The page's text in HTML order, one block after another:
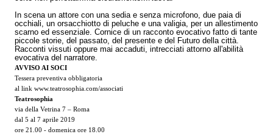
In scena un attore con una sedia e senza microfono, due paia di
occhiali, un orsacchiotto di peluche e una valigia, per un allestimento
scarno ed essenziale. Cornice di un racconto evocativo fatto di tante
piccole storie, del passato, del presente e del Futuro della città.
Racconti vissuti oppure mai accaduti, intrecciati attorno all'abilità
evocativa del narratore.
AVVISO AI SOCI
Tessera preventiva obbligatoria
al link www.teatrosophia.com/associati
Teatrosophia
via della Vetrina 7 – Roma
dal 5 al 7 aprile 2019
ore 21.00 - domenica ore 18.00